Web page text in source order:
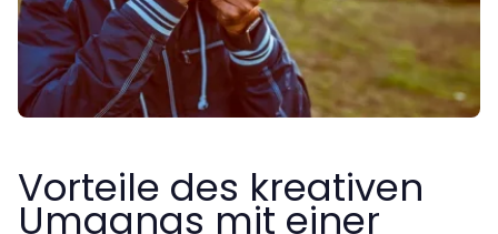
Vorteile des kreativen
Umgangs mit einer